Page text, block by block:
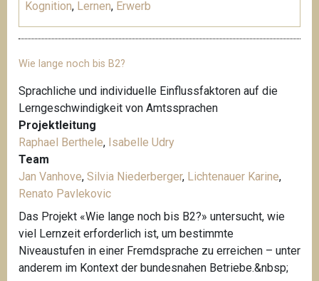
Kognition, Lernen, Erwerb
Wie lange noch bis B2?
Sprachliche und individuelle Einflussfaktoren auf die
Lerngeschwindigkeit von Amtssprachen
Projektleitung
Raphael Berthele, Isabelle Udry
Team
Jan Vanhove, Silvia Niederberger, Lichtenauer Karine,
Renato Pavlekovic
Das Projekt «Wie lange noch bis B2?» untersucht, wie
viel Lernzeit erforderlich ist, um bestimmte
Niveaustufen in einer Fremdsprache zu erreichen – unter
anderem im Kontext der bundesnahen Betriebe.&nbsp;